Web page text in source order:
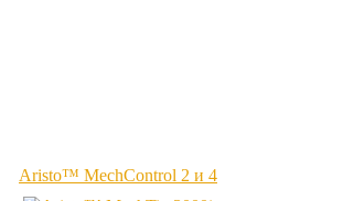
Aristo™ MechControl 2 и 4